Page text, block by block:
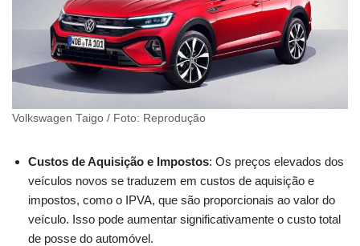
Volkswagen Taigo / Foto: Reprodução
Custos de Aquisição e Impostos: Os preços elevados dos
veículos novos se traduzem em custos de aquisição e
impostos, como o IPVA, que são proporcionais ao valor do
veículo. Isso pode aumentar significativamente o custo total
de posse do automóvel.